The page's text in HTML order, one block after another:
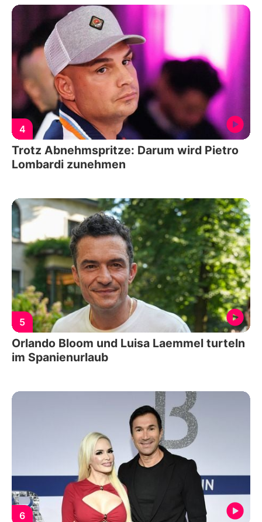
4
Trotz Abnehmspritze: Darum wird Pietro
Lombardi zunehmen
5
Orlando Bloom und Luisa Laemmel turteln
im Spanienurlaub
6